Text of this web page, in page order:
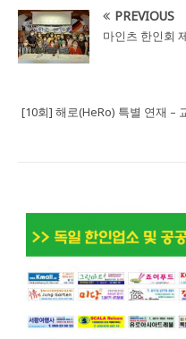
PREVIOUS
마인츠 한인회
[10회] 해로(HeRo) 특별 연재 –